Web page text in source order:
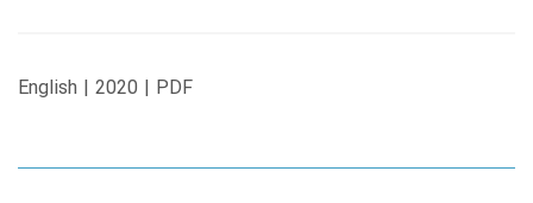
English | 2020 | PDF